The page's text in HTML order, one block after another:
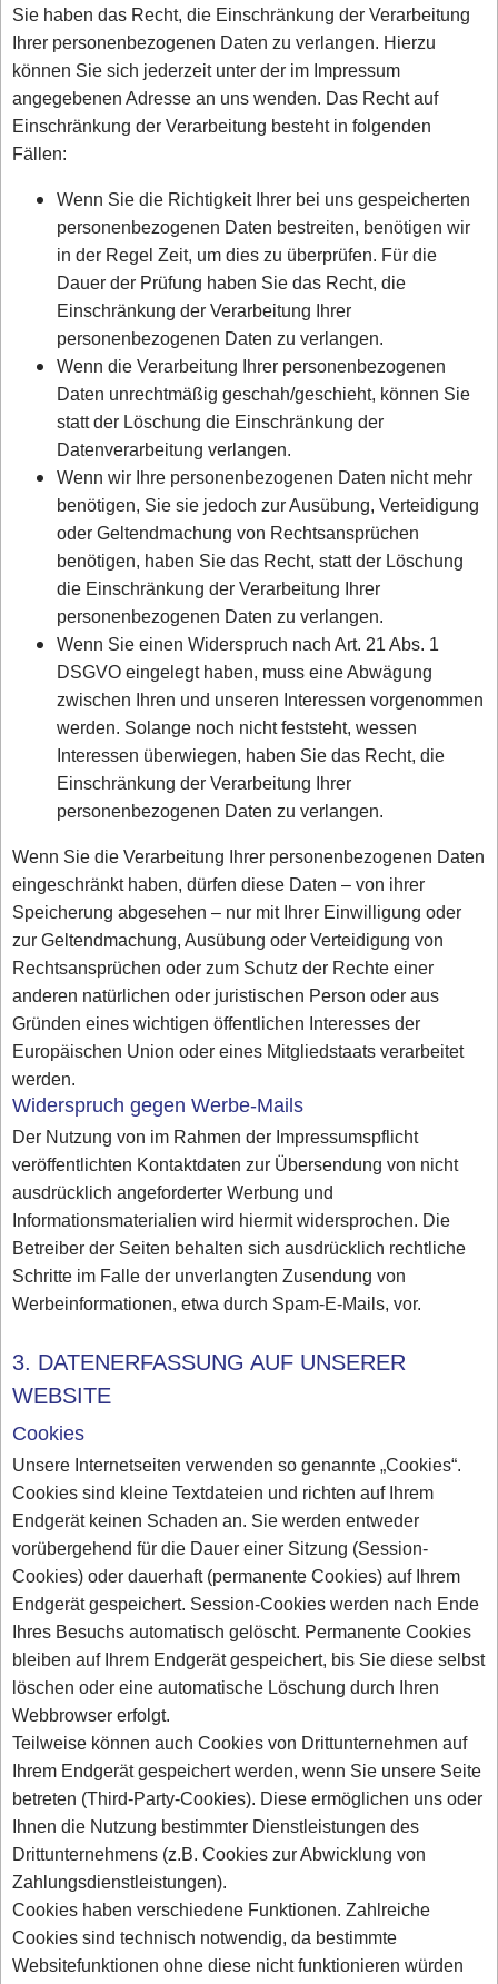
Sie haben das Recht, die Einschränkung der Verarbeitung
Ihrer personenbezogenen Daten zu verlangen. Hierzu
können Sie sich jederzeit unter der im Impressum
angegebenen Adresse an uns wenden. Das Recht auf
Einschränkung der Verarbeitung besteht in folgenden
Fällen:
Wenn Sie die Richtigkeit Ihrer bei uns gespeicherten
personenbezogenen Daten bestreiten, benötigen wir
in der Regel Zeit, um dies zu überprüfen. Für die
Dauer der Prüfung haben Sie das Recht, die
Einschränkung der Verarbeitung Ihrer
personenbezogenen Daten zu verlangen.
Wenn die Verarbeitung Ihrer personenbezogenen
Daten unrechtmäßig geschah/geschieht, können Sie
statt der Löschung die Einschränkung der
Datenverarbeitung verlangen.
Wenn wir Ihre personenbezogenen Daten nicht mehr
benötigen, Sie sie jedoch zur Ausübung, Verteidigung
oder Geltendmachung von Rechtsansprüchen
benötigen, haben Sie das Recht, statt der Löschung
die Einschränkung der Verarbeitung Ihrer
personenbezogenen Daten zu verlangen.
Wenn Sie einen Widerspruch nach Art. 21 Abs. 1
DSGVO eingelegt haben, muss eine Abwägung
zwischen Ihren und unseren Interessen vorgenommen
werden. Solange noch nicht feststeht, wessen
Interessen überwiegen, haben Sie das Recht, die
Einschränkung der Verarbeitung Ihrer
personenbezogenen Daten zu verlangen.
Wenn Sie die Verarbeitung Ihrer personenbezogenen Daten
eingeschränkt haben, dürfen diese Daten – von ihrer
Speicherung abgesehen – nur mit Ihrer Einwilligung oder
zur Geltendmachung, Ausübung oder Verteidigung von
Rechtsansprüchen oder zum Schutz der Rechte einer
anderen natürlichen oder juristischen Person oder aus
Gründen eines wichtigen öffentlichen Interesses der
Europäischen Union oder eines Mitgliedstaats verarbeitet
werden.
Widerspruch gegen Werbe-Mails
Der Nutzung von im Rahmen der Impressumspflicht
veröffentlichten Kontaktdaten zur Übersendung von nicht
ausdrücklich angeforderter Werbung und
Informationsmaterialien wird hiermit widersprochen. Die
Betreiber der Seiten behalten sich ausdrücklich rechtliche
Schritte im Falle der unverlangten Zusendung von
Werbeinformationen, etwa durch Spam-E-Mails, vor.
3. DATENERFASSUNG AUF UNSERER
WEBSITE
Cookies
Unsere Internetseiten verwenden so genannte „Cookies“.
Cookies sind kleine Textdateien und richten auf Ihrem
Endgerät keinen Schaden an. Sie werden entweder
vorübergehend für die Dauer einer Sitzung (Session-
Cookies) oder dauerhaft (permanente Cookies) auf Ihrem
Endgerät gespeichert. Session-Cookies werden nach Ende
Ihres Besuchs automatisch gelöscht. Permanente Cookies
bleiben auf Ihrem Endgerät gespeichert, bis Sie diese selbst
löschen oder eine automatische Löschung durch Ihren
Webbrowser erfolgt.
Teilweise können auch Cookies von Drittunternehmen auf
Ihrem Endgerät gespeichert werden, wenn Sie unsere Seite
betreten (Third-Party-Cookies). Diese ermöglichen uns oder
Ihnen die Nutzung bestimmter Dienstleistungen des
Drittunternehmens (z.B. Cookies zur Abwicklung von
Zahlungsdienstleistungen).
Cookies haben verschiedene Funktionen. Zahlreiche
Cookies sind technisch notwendig, da bestimmte
Websitefunktionen ohne diese nicht funktionieren würden